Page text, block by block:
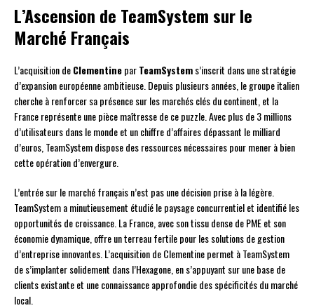
L’Ascension de TeamSystem sur le
Marché Français
L’acquisition deClementineparTeamSystems’inscrit dans une stratégie
d’expansion européenne ambitieuse. Depuis plusieurs années, le groupe italien
cherche à renforcer sa présence sur les marchés clés du continent, et la
France représente une pièce maîtresse de ce puzzle. Avec plus de 3 millions
d’utilisateurs dans le monde et un chiffre d’affaires dépassant le milliard
d’euros, TeamSystem dispose des ressources nécessaires pour mener à bien
cette opération d’envergure.
L’entrée sur le marché français n’est pas une décision prise à la légère.
TeamSystem a minutieusement étudié le paysage concurrentiel et identifié les
opportunités de croissance. La France, avec son tissu dense de PME et son
économie dynamique, offre un terreau fertile pour les solutions de gestion
d’entreprise innovantes. L’acquisition de Clementine permet à TeamSystem
de s’implanter solidement dans l’Hexagone, en s’appuyant sur une base de
clients existante et une connaissance approfondie des spécificités du marché
local.